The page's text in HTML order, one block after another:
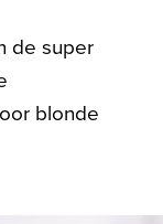
de super
blonde